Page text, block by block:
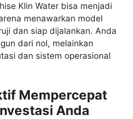
Klin Water bisa menjadi
menawarkan model
dan siap dijalankan. Anda
dari nol, melainkan
dan sistem operasional
Mempercepat
Anda